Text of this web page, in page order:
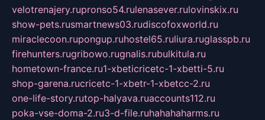
velotrenajery.rupronso54.rulenasever.rulovinskix.ru
show-pets.rusmartnews03.rudiscofoxworld.ru
miraclecoon.rupongup.ruhostel65.ruliura.ruglasspb.ru
firehunters.rugribowo.rugnalis.rubulkitula.ru
hometown-france.ru1-xbeticricetc-1-xbetti-5.ru
shop-garena.rucricetc-1-xbetr-1-xbetcc-2.ru
one-life-story.rutop-halyava.ruaccounts112.ru
poka-vse-doma-2.ru3-d-file.ruhahahaharms.ru